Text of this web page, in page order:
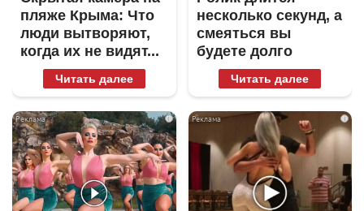
пляже Крыма: Что
люди вытворяют,
когда их не видят...
Читать далее
несколько секунд, а
смеяться вы
будете долго
Читать далее
i i